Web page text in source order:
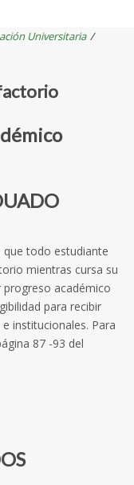
Universitaria /
que todo estudiante
mientras cursa su
progreso académico
para recibir
institucionales. Para
87 -93 del